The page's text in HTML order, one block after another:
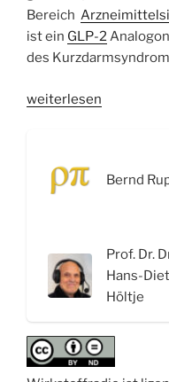
Bereich
ist ein GLP-2
des
„WSR044
Wirkstoffen:
Wirkstoff
weiterlesen
Bernd
Prof. Dr.
Hans-
Höltje